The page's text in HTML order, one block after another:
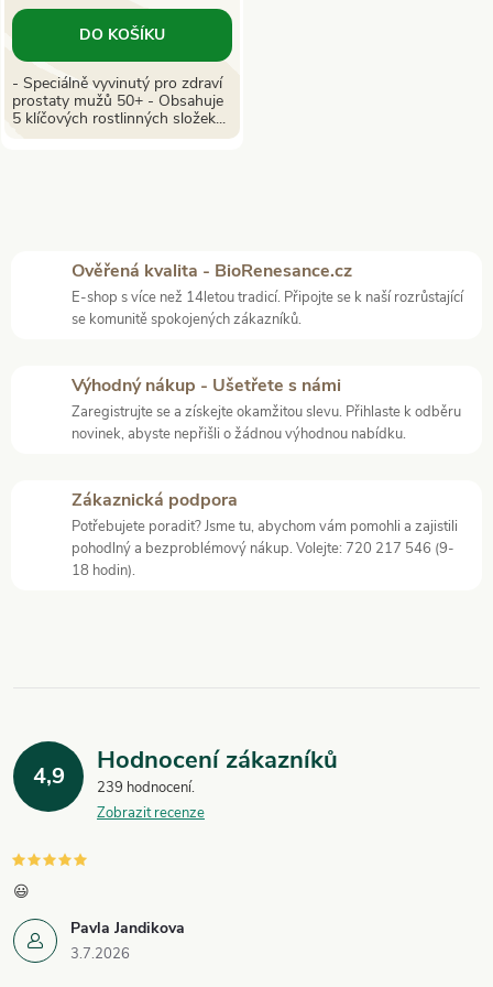
d
u
k
o
d
u
DO KOŠÍKU
- Speciálně vyvinutý pro zdraví
prostaty mužů 50+ - Obsahuje
5 klíčových rostlinných složek...
y
v
ý
p
i
Ověřená kvalita - BioRenesance.cz
E-shop s více než 14letou tradicí. Připojte se k naší rozrůstající
se komunitě spokojených zákazníků.
Výhodný nákup - Ušetřete s námi
Zaregistrujte se a získejte okamžitou slevu. Přihlaste k odběru
novinek, abyste nepřišli o žádnou výhodnou nabídku.
Zákaznická podpora
Potřebujete poradit? Jsme tu, abychom vám pomohli a zajistili
pohodlný a bezproblémový nákup. Volejte: 720 217 546 (9-
18 hodin).
4,9 Hodnocení zákazníků
239 hodnocení
Zobrazit recenze
Pavla Jandikova
3.7.2026
😃